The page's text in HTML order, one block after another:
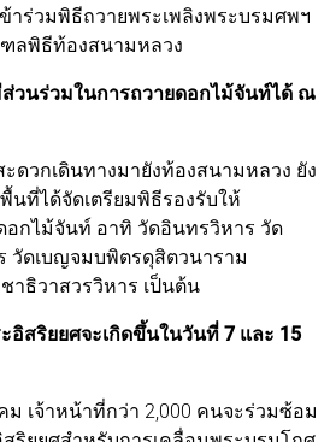
าร่วมพิธีถวายพระเพลิงพระบรมศพฯ
ลพิธีท้องสนามหลวง
วนร่วมในการถวายดอกไม้จันท์ได้ ณ
ดวกเดินทางมายังท้องสนามหลวง ยัง
นที่ได้จัดเตรียมพิธีรองรับให้
อกไม้จันท์ อาทิ วัดอินทรวิหาร วัด
วัดเบญจมบพิตรดุสิตวนาราม
าธิวาสวรวิหาร เป็นต้น
อิสริยยศจะเกิดขึ้นในวันที่ 7 และ 15
เจ้าหน้าที่กว่า 2,000 คนจะร่วมซ้อม